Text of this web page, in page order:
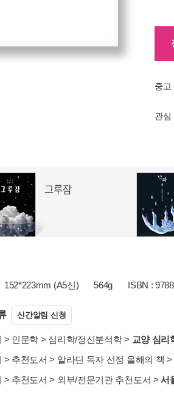
중고
관심
152*223mm (A5신) 564g ISBN :
신간알림 신청
> 인문학 > 심리학/정신분석학> 교양 심리
> 추천도서 > 알라딘 독자 선정 올해의 책 >
> 추천도서 > 외부/전문기관 추천도서 >서